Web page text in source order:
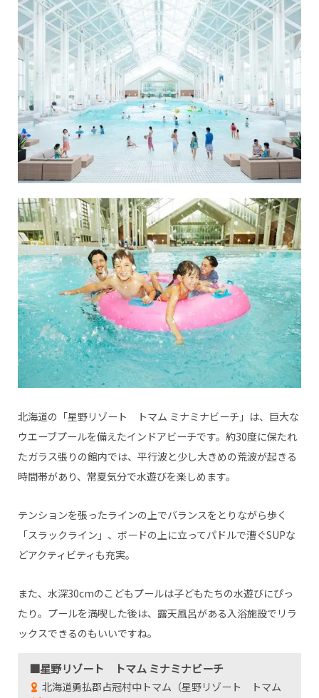
北海道の「星野リゾート トマム ミナミナビーチ」は、巨大な
ウエーブプールを備えたインドアビーチです。約30度に保たれ
たガラス張りの館内では、平行波と少し大きめの荒波が起きる
時間帯があり、常夏気分で水遊びを楽しめます。
テンションを張ったラインの上でバランスをとりながら歩く
「スラックライン」、ボードの上に立ってパドルで漕ぐSUPな
どアクティビティも充実。
また、水深30cmのこどもプールは子どもたちの水遊びにぴっ
たり。プールを満喫した後は、露天風呂がある入浴施設でリラ
ックスできるのもいいですね。
■星野リゾート トマム ミナミナビーチ
北海道勇払郡占冠村中トマム（星野リゾート トマム